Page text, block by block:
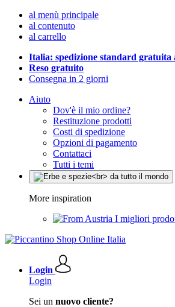
al menù principale
al contenuto
al carrello
Italia: spedizione standard gratuita
Reso gratuito
Consegna in 2 giorni
Aiuto
Dov'è il mio ordine?
Restituzione prodotti
Costi di spedizione
Opzioni di pagamento
Contattaci
Tutti i temi
More inspiration
I migliori
Login
Login
Sei un nuovo cliente?